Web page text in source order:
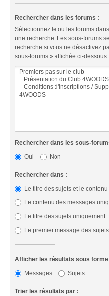
Rechercher dans les forums :
Sélectionnez le ou les forums
une recherche. Les sous-forums
recherche si vous ne désactivez
sous-forums » affichée ci-dessous.
Rechercher dans les sous-
Oui
Non
Rechercher dans :
Le titre des sujets et le
Le contenu des messages
Le titre des sujets uniquement
Le premier message des
Afficher les résultats sous forme
Messages
Sujets
Trier les résultats par :